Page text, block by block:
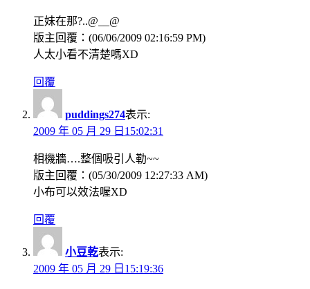
正妹在那?..@__@
版主回覆：(06/06/2009 02:16:59 PM)
人太小看不清楚嗎XD
回覆
puddings274表示:
2009 年 05 月 29 日15:02:31
相機牆….整個吸引人勒~~
版主回覆：(05/30/2009 12:27:33 AM)
小布可以效法喔XD
回覆
小豆乾表示:
2009 年 05 月 29 日15:19:36